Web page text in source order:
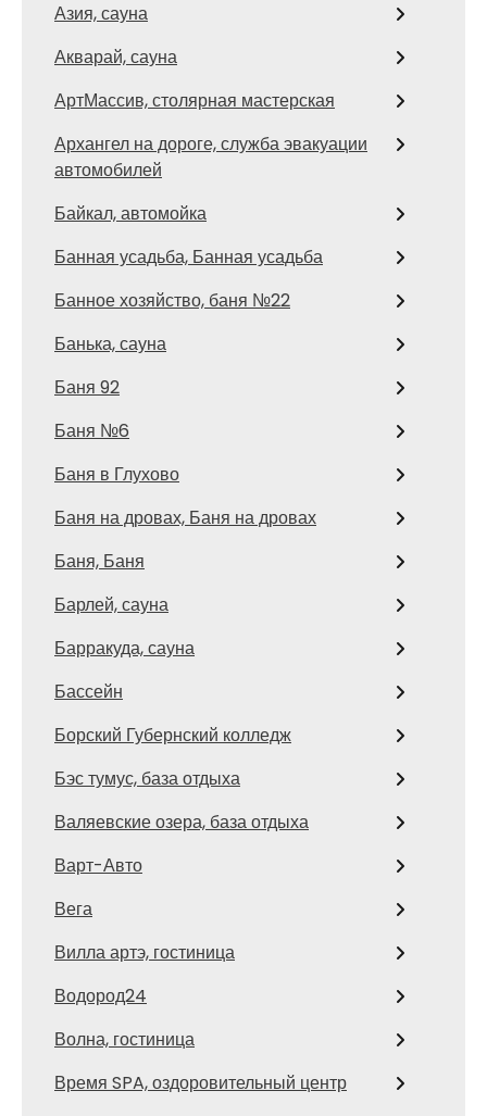
Азия, сауна
Акварай, сауна
АртМассив, столярная мастерская
Архангел на дороге, служба эвакуации
автомобилей
Байкал, автомойка
Банная усадьба, Банная усадьба
Банное хозяйство, баня №22
Банька, сауна
Баня 92
Баня №6
Баня в Глухово
Баня на дровах, Баня на дровах
Баня, Баня
Барлей, сауна
Барракуда, сауна
Бассейн
Борский Губернский колледж
Бэс тумус, база отдыха
Валяевские озера, база отдыха
Варт-Авто
Вега
Вилла артэ, гостиница
Водород24
Волна, гостиница
Время SPA, оздоровительный центр